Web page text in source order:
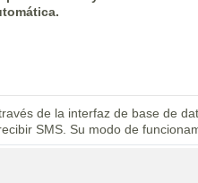
de la interfaz de base de
SMS. Su modo de